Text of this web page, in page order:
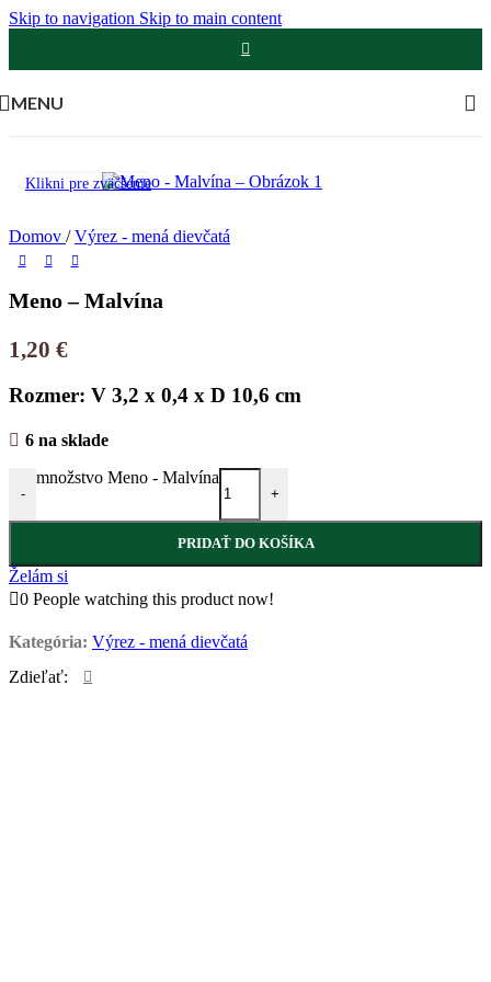
Skip to navigation Skip to main content
MENU
Klikni pre zväčšenie
Domov / Výrez - mená dievčatá
Meno – Malvína
1,20 €
Rozmer: V 3,2 x 0,4 x D 10,6 cm
6 na sklade
-
množstvo Meno - Malvína
+
PRIDAŤ DO KOŠÍKA
Želám si
0 People watching this product now!
Kategória: Výrez - mená dievčatá
Zdieľať: